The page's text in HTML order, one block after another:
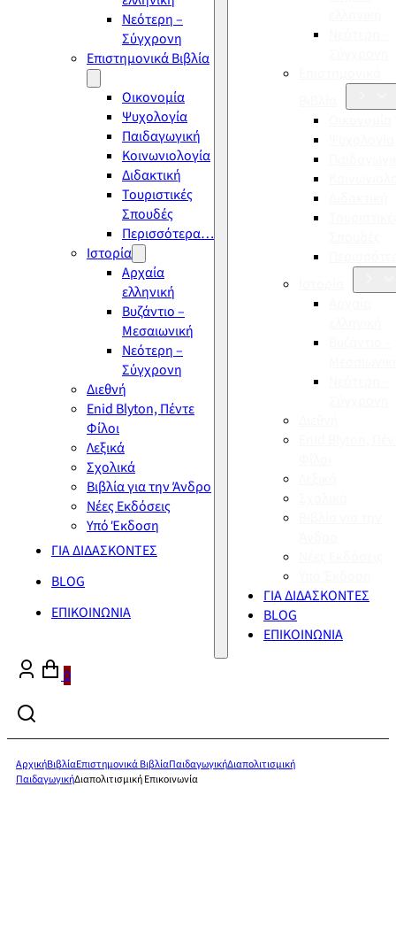
Νεότερη –
Σύγχρονη
Επιστημονικά Βιβλία
Οικονομία
Ψυχολογία
Παιδαγωγική
Κοινωνιολογία
Διδακτική
Τουριστικές
Σπουδές
Περισσότερα…
Ιστορία
Αρχαία
ελληνική
Βυζάντιο –
Μεσαιωνική
Νεότερη –
Σύγχρονη
Διεθνή
Enid Blyton, Πέντε
Φίλοι
Λεξικά
Σχολικά
Βιβλία για την Άνδρο
Νέες Εκδόσεις
Υπό Έκδοση
ΓΙΑ ΔΙΔΑΣΚΟΝΤΕΣ
BLOG
ΕΠΙΚΟΙΝΩΝΙΑ
ΓΙΑ ΔΙΔΑΣΚΟΝΤΕΣ
BLOG
ΕΠΙΚΟΙΝΩΝΙΑ
0
ΑρχικήΒιβλίαΕπιστημονικά ΒιβλίαΠαιδαγωγικήΔιαπολιτισμική
ΠαιδαγωγικήΔιαπολιτισμική Επικοινωνία